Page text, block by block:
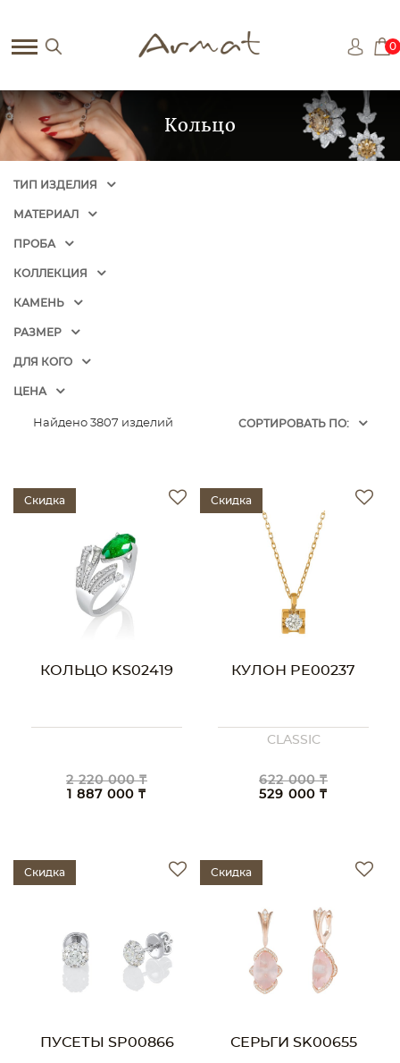
0
Кольцо
ТИП ИЗДЕЛИЯ
МАТЕРИАЛ
ПРОБА
КОЛЛЕКЦИЯ
КАМЕНЬ
РАЗМЕР
ДЛЯ КОГО
ЦЕНА
Найдено 3807 изделий CОРТИРОВАТЬ ПО:
Скидка
КОЛЬЦО KS02419
2 220 000 ₸
1 887 000 ₸
Скидка
КУЛОН PE00237
CLASSIC
622 000 ₸
529 000 ₸
Скидка
ПУСЕТЫ SP00866
Скидка
СЕРЬГИ SK00655